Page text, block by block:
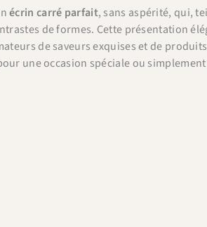
écrin carré parfait, sans aspérité, qui,
de formes. Cette présentation
de saveurs exquises et de
une occasion spéciale ou